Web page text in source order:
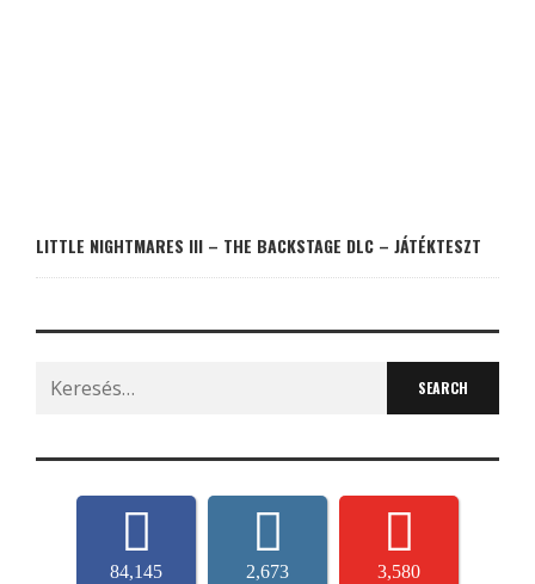
LITTLE NIGHTMARES III – THE BACKSTAGE DLC – JÁTÉKTESZT
Search
for:
84,145 2,673 3,580